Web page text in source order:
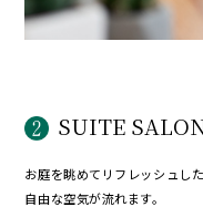
SUITE
お庭を眺めてリフレッシュした
自由な空気が流れます。